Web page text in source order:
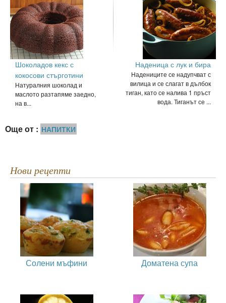
Шоколадов кекс с
кокосови стърготини
Натуралния шоколад и
маслото разтапяме заедно,
на в...
Наденица с лук и бира
Надениците се надупчват с
вилица и се слагат в дълбок
тиган, като се налива 1 пръст
вода. Тиганът се ...
Още от : НАПИТКИ
Нови рецепти
Солени мъфини Доматена супа